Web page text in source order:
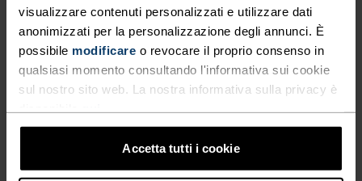
visualizzare contenuti personalizzati e utilizzare dati
anonimizzati per la personalizzazione degli annunci. È
possibile modificare o revocare il proprio consenso in
qualsiasi momento consultando l'informativa sui cookie
sul nostro sito web. La nostra informativa sulla privacy è
Accetta tutti i cookie